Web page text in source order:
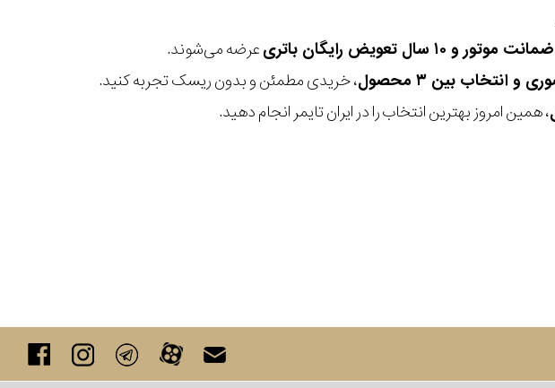
عرضه می‌شوند.
، خریدی مطمئن و بدون ریسک تجربه کنید.
، همین امروز بهترین انتخاب را در ایران تایمر انجام دهید.